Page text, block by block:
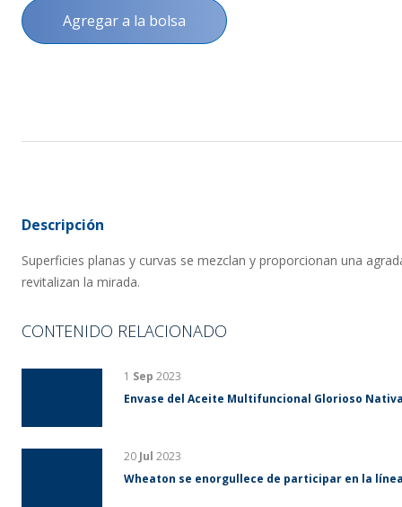
Agregar a la bolsa
Descripción
Superficies planas y curvas se mezclan y proporcionan una
revitalizan la mirada.
CONTENIDO RELACIONADO
1 Sep 2023
Envase del Aceite Multifuncional Glorioso Nativa
20 Jul 2023
Wheaton se enorgullece de participar en la